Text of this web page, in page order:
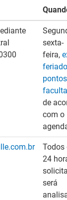
sexta-
feira,
pontos
de
com o
Todos
24
será